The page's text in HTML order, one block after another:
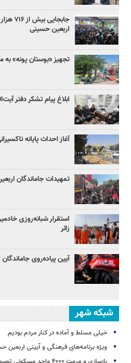
اربعین حسینی
تجهیز «بوستان پونه»
ابلاغ پیام تشکر دفتر
آغاز احداث پایانه
تمهیدات جاماندگان اربعین در
زائر
آیین پیاده‌روی
شبکه شهر
خیلی مسلط و آماده در کنار مردم بودیم
ویژه برنامه‌های فرهنگی و آیینی اربعین